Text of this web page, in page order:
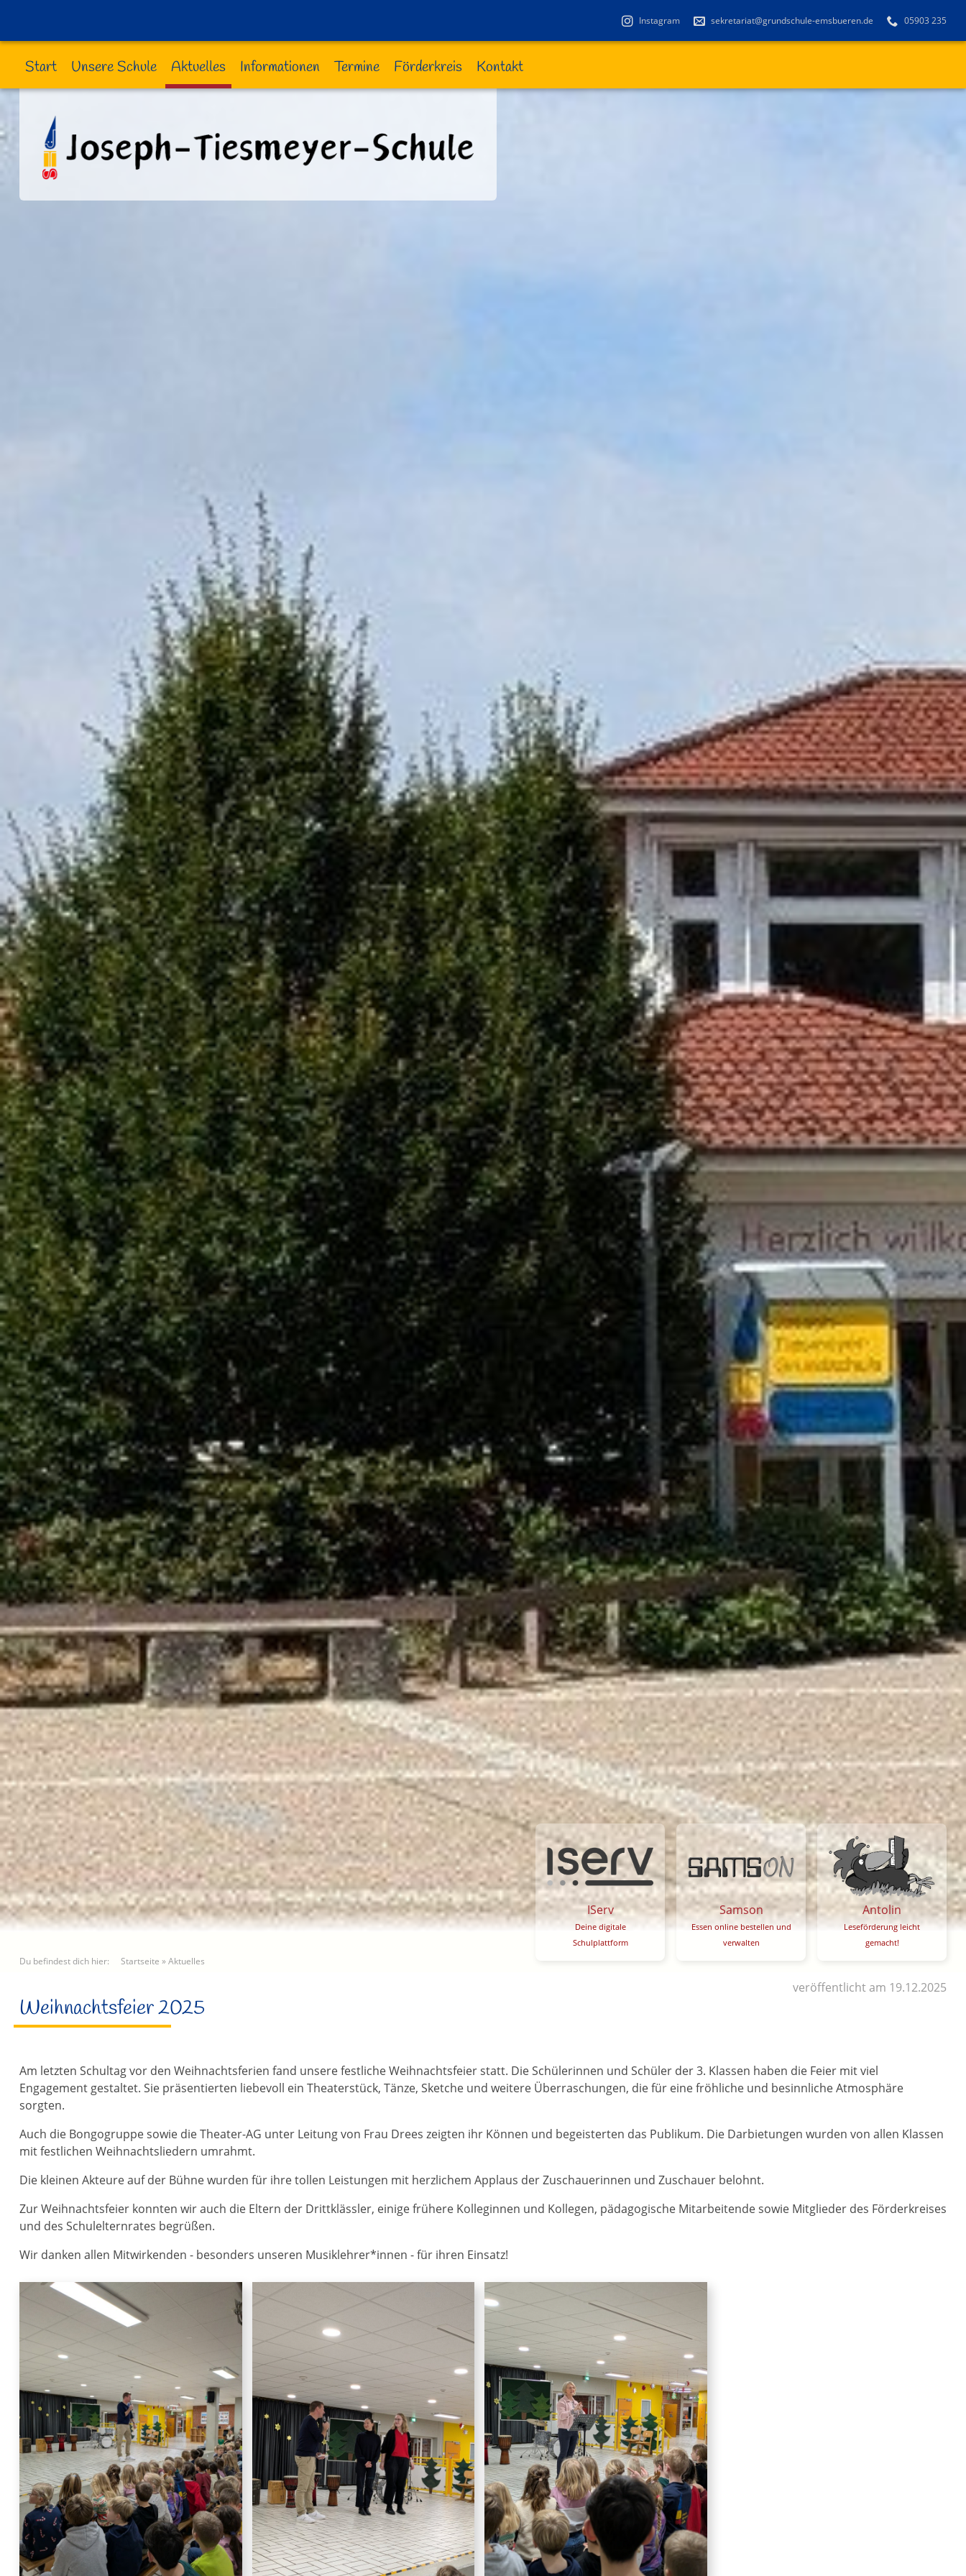
Instagram sekretariat@grundschule-emsbueren.de 05903 235
Antolin
Leseförderung leicht
gemacht!
Samson
Essen online bestellen und
verwalten
IServ
Deine digitale
Schulplattform
Start Unsere Schule Aktuelles Informationen Termine Förderkreis Kontakt
Du befindest dich hier: Startseite »Aktuelles
veröffentlicht am 19.12.2025
Weihnachtsfeier 2025
Am letzten Schultag vor den Weihnachtsferien fand unsere festliche Weihnachtsfeier statt. Die Schülerinnen und Schüler der 3. Klassen haben die Feier mit viel
Engagement gestaltet. Sie präsentierten liebevoll ein Theaterstück, Tänze, Sketche und weitere Überraschungen, die für eine fröhliche und besinnliche Atmosphäre
sorgten.
Auch die Bongogruppe sowie die Theater-AG unter Leitung von Frau Drees zeigten ihr Können und begeisterten das Publikum. Die Darbietungen wurden von allen Klassen
mit festlichen Weihnachtsliedern umrahmt.
Die kleinen Akteure auf der Bühne wurden für ihre tollen Leistungen mit herzlichem Applaus der Zuschauerinnen und Zuschauer belohnt.
Zur Weihnachtsfeier konnten wir auch die Eltern der Drittklässler, einige frühere Kolleginnen und Kollegen, pädagogische Mitarbeitende sowie Mitglieder des Förderkreises
und des Schulelternrates begrüßen.
Wir danken allen Mitwirkenden - besonders unseren Musiklehrer*innen - für ihren Einsatz!